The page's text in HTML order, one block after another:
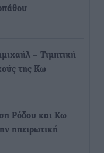
– Τιμητική
της Κω
Ρόδου και Κω
ηπειρωτική